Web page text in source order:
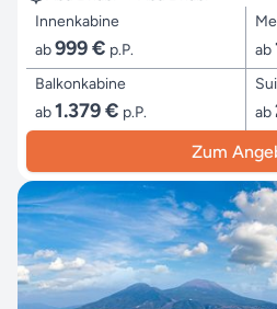
Innenkabine
ab999 € p.P.
ab
Balkonkabine
ab1.379 € p.P.
ab
Zum